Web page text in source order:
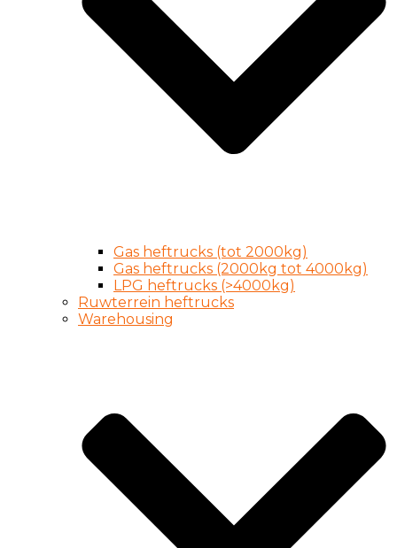
Gas heftrucks (tot 2000kg)
Gas heftrucks (2000kg tot 4000kg)
LPG heftrucks (>4000kg)
Ruwterrein heftrucks
Warehousing